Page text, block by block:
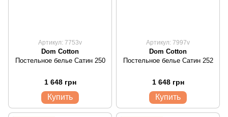
Артикул: 7753v
Dom Cotton
Постельное белье Сатин 250
1 648 грн
Купить
Артикул: 7997v
Dom Cotton
Постельное белье Сатин 252
1 648 грн
Купить